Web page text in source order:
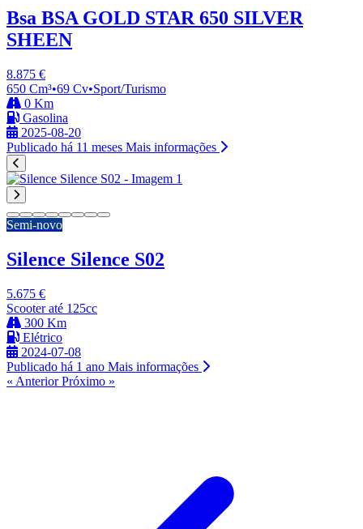
Bsa BSA GOLD STAR 650 SILVER
SHEEN
8.875 €
650 Cm³•69 Cv•Sport/Turismo
0 Km
Gasolina
2025-08-20
Publicado há 11 meses Mais informações
Semi-novo
Silence Silence S02
5.675 €
Scooter até 125cc
300 Km
Elétrico
2024-07-08
Publicado há 1 ano Mais informações
« AnteriorPróximo »